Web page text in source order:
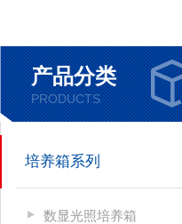
产品分类
PRODUCTS
培养箱系列
数显光照培养箱